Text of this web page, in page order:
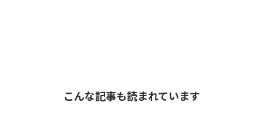
こんな記事も読まれています